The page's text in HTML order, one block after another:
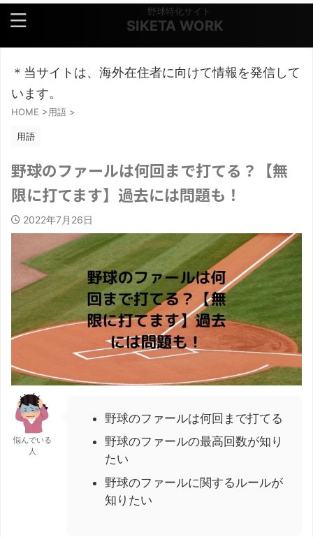
野球特化サイト
SIKETA WORK
＊当サイトは、海外在住者に向けて情報を発信して
います。
HOME >用語 >
用語
野球のファールは何回まで打てる？【無
限に打てます】過去には問題も！
2022年7月26日
悩んでいる
人
野球のファールは何回まで打てる
野球のファールの最高回数が知り
たい
野球のファールに関するルールが
知りたい